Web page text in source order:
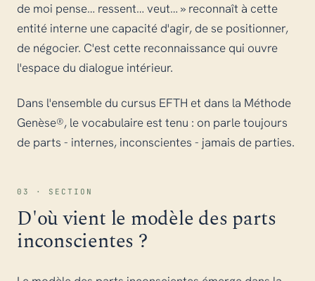
de moi pense… ressent… veut… » reconnaît à cette
entité interne une capacité d'agir, de se positionner,
de négocier. C'est cette reconnaissance qui ouvre
l'espace du dialogue intérieur.
Dans l'ensemble du cursus EFTH et dans la Méthode
Genèse®, le vocabulaire est tenu : on parle toujours
de parts - internes, inconscientes - jamais de parties.
03 · SECTION
D'où vient le modèle des parts
inconscientes ?